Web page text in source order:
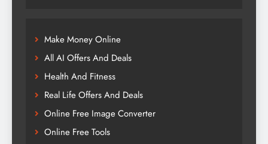
Make Money Online
All AI Offers And Deals
Health And Fitness
Real Life Offers And Deals
Online Free Image Converter
Online Free Tools